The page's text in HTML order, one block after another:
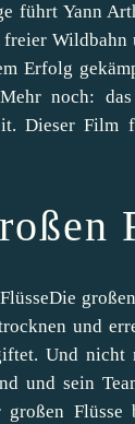
führt Yann
freier
Erfolg
noch:
Dieser Film
Die
und
Und nicht
und sein
großen